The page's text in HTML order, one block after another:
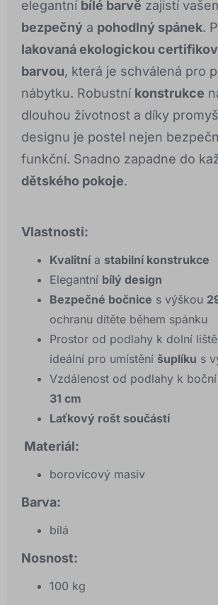
elegantní bílé barvě zajistí
bezpečný a pohodlný spánek.
lakovaná ekologickou
barvou, která je schválená pro
nábytku. Robustní konstrukce
dlouhou životnost a díky
designu je postel nejen
funkční. Snadno zapadne do
dětského pokoje.
Vlastnosti:
Kvalitní a stabilní konstrukce
Elegantní bílý design
Bezpečné bočnice s výškou
ochranu dítěte během spánku
Prostor od podlahy k dolní
ideální pro umístění šuplíku s
Vzdálenost od podlahy k
31 cm
Laťkový rošt součástí
Materiál:
borovicový masiv
Barva:
bílá
Nosnost:
100 kg